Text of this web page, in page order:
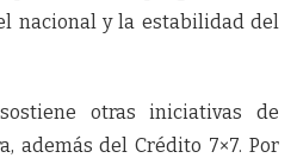
nacional y la estabilidad del
otras iniciativas de
además del Crédito 7×7. Por